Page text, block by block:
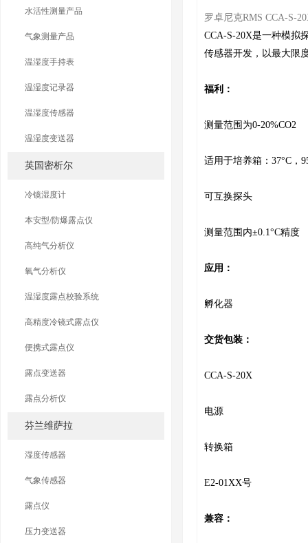
水活性测量产品
气象测量产品
温湿度手持表
温湿度记录器
温湿度传感器
温湿度变送器
英国密析尔
冷镜湿度计
本安型/防爆露点仪
高纯气分析仪
氧气分析仪
温湿度露点校验系统
高精度冷镜式露点仪
便携式露点仪
露点变送器
露点分析仪
芬兰维萨拉
湿度传感器
气象传感器
露点仪
压力变送器
罗卓尼克RMS CCA-S-
CCA-S-20X是一种模拟
传感器开发，以最大限
福利：
测量范围为0-20%CO2
适用于培养箱：37°C，
可互换探头
测量范围内±0.1°C精度
应用：
孵化器
交货包装：
CCA-S-20X
电源
转换箱
E2-01XX号
兼容：